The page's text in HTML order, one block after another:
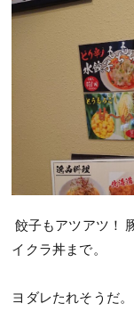
餃子もアツアツ！
イクラ丼まで。
ヨダレたれそうだ。